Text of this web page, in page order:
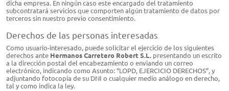
dicha empresa. En ningún caso este encargado del tratamiento
subcontratará servicios que comporten algún tratamiento de datos por
terceros sin nuestro previo consentimiento.
Derechos de las personas interesadas
Como usuario-interesado, puede solicitar el ejercicio de los siguientes
derechos ante Hermanos Carretero Robert S.L.​​ presentando un escrito
a la dirección postal del encabezamiento o enviando un correo
electrónico, indicando como Asunto: “LOPD, EJERCICIO DERECHOS”, y
adjuntando fotocopia de su DNI o cualquier medio análogo en derecho,
tal y como indica la ley.